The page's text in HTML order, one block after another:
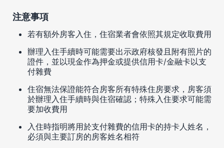
注意事項
若有額外房客入住，住宿業者會依照其規定收取費用
辦理入住手續時可能需要出示政府核發且附有照片的
證件，並以現金作為押金或提供信用卡/金融卡以支
付雜費
住宿無法保證能符合房客所有特殊住房要求，房客須
於辦理入住手續時與住宿確認；特殊入住要求可能需
要加收費用
入住時指明將用於支付雜費的信用卡的持卡人姓名，
必須與主要訂房的房客姓名相符